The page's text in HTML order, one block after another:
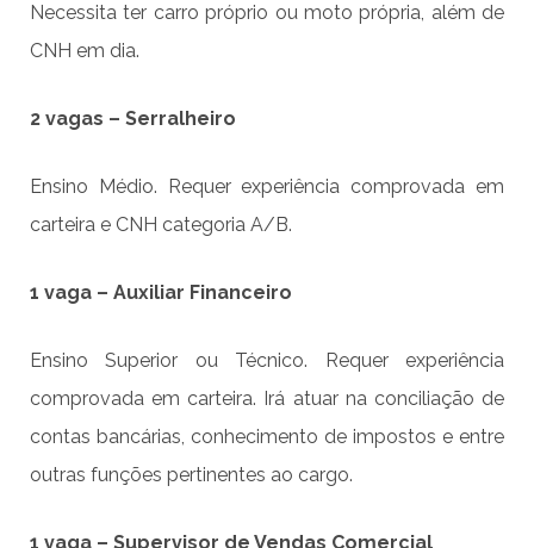
Necessita ter carro próprio ou moto própria, além de
CNH em dia.
2 vagas – Serralheiro
Ensino Médio. Requer experiência comprovada em
carteira e CNH categoria A/B.
1 vaga – Auxiliar Financeiro
Ensino Superior ou Técnico. Requer experiência
comprovada em carteira. Irá atuar na conciliação de
contas bancárias, conhecimento de impostos e entre
outras funções pertinentes ao cargo.
1 vaga – Supervisor de Vendas Comercial